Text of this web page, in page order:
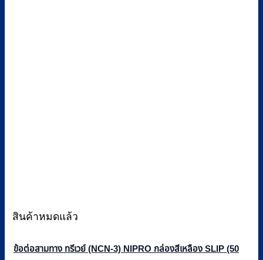
สินค้าหมดแล้ว
ข้อต่อสามทาง ทรีเวย์ (NCN-3) NIPRO กล่องสีเหลือง SLIP (50